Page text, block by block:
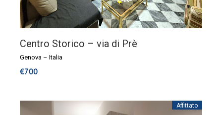
Centro Storico – via di Prè
Genova – Italia
€700
Affittato